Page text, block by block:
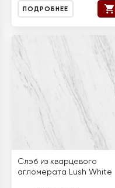
ПОДРОБНЕЕ
Слэб из кварцевого
агломерата Lush White